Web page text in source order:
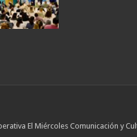
El Miércoles Comunicación y